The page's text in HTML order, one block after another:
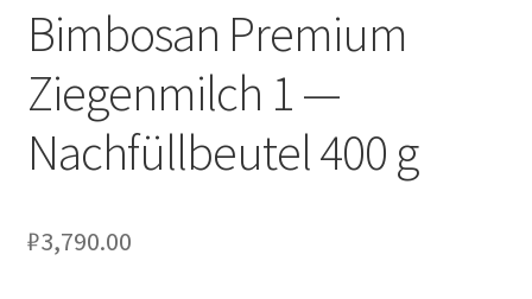
Bimbosan Premium
Ziegenmilch 1 —
Nachfüllbeutel 400 g
₽3,790.00